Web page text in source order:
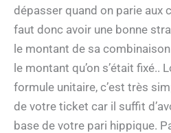
dépasser quand on parie aux
faut donc avoir une bonne
le montant de sa
le montant qu’on s’était fixé..
formule unitaire, c’est très
de votre ticket car il suffit
base de votre pari hippique.